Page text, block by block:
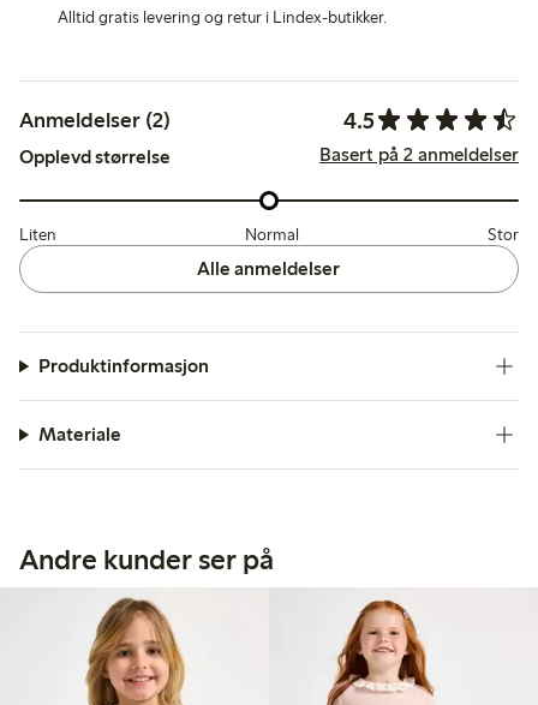
Alltid gratis levering og retur i Lindex-butikker.
Anmeldelser (2) 4.5
Opplevd størrelse Basert på 2 anmeldelser
Liten Normal Stor
Alle anmeldelser
Produktinformasjon
Materiale
Andre kunder ser på